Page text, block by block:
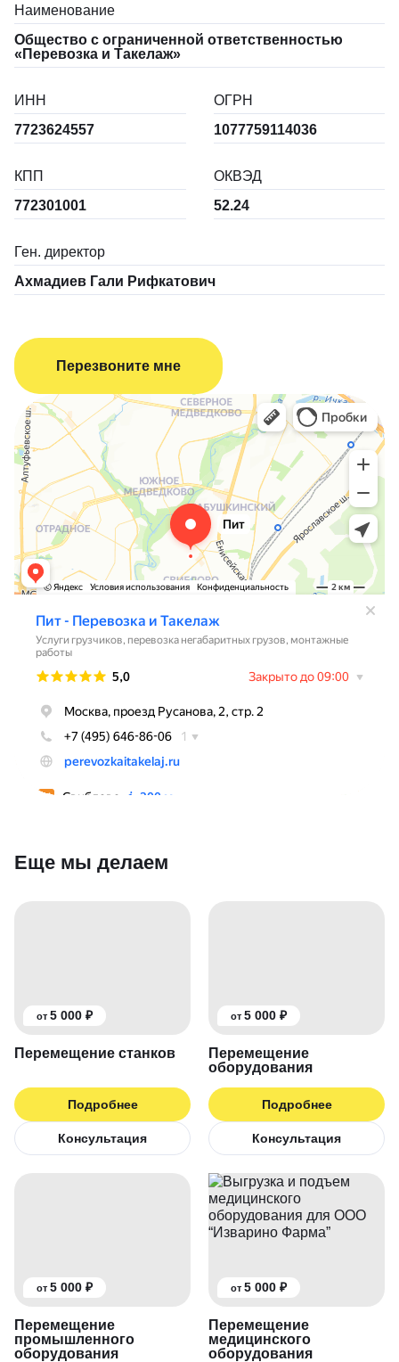
Наименование
Общество с ограниченной ответственностью
«Перевозка и Такелаж»
ИНН
7723624557
ОГРН
1077759114036
КПП
772301001
ОКВЭД
52.24
Ген. директор
Ахмадиев Гали Рифкатович
Перезвоните мне
Пит - Перевозка и Такелаж
Логистическая компания в Москве
Переезды в Москве
Еще мы делаем
от 5 000 ₽
Перемещение станков
Подробнее
Консультация
от 5 000 ₽
Перемещение
оборудования
Подробнее
Консультация
от 5 000 ₽
Перемещение
промышленного
оборудования
от 5 000 ₽
Перемещение
медицинского
оборудования